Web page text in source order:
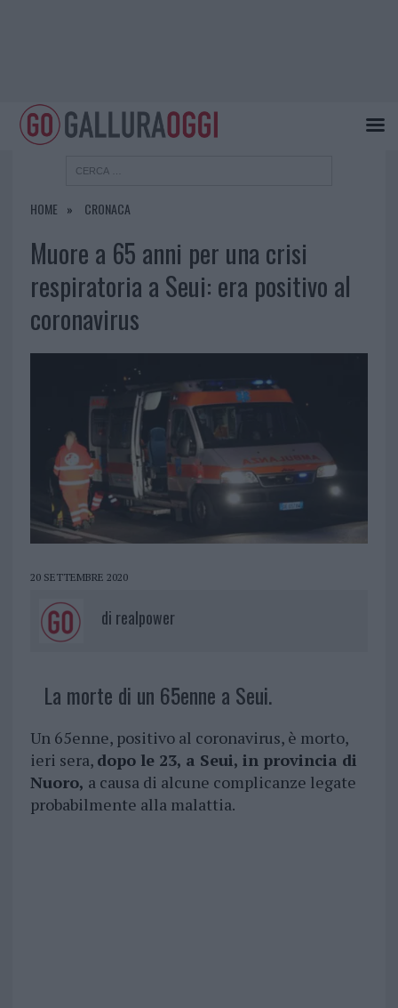
HOME CRONACA
Muore a 65 anni per una crisi
respiratoria a Seui: era positivo al
coronavirus
20 SETTEMBRE 2020
di realpower
La morte di un 65enne a Seui.
Un 65enne, positivo al coronavirus, è morto,
ieri sera, dopo le 23, a Seui, in provincia di
Nuoro, a causa di alcune complicanze legate
probabilmente alla malattia.